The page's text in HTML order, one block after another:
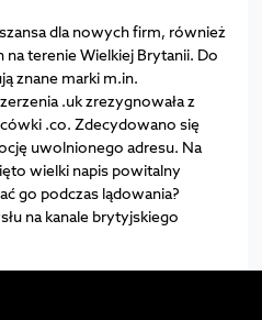
dla nowych firm, również
na terenie Wielkiej Brytanii. Do
znane marki m.in.
.uk zrezygnowała z
.co. Zdecydowano się
uwolnionego adresu. Na
wielki napis powitalny
go podczas lądowania?
na kanale brytyjskiego